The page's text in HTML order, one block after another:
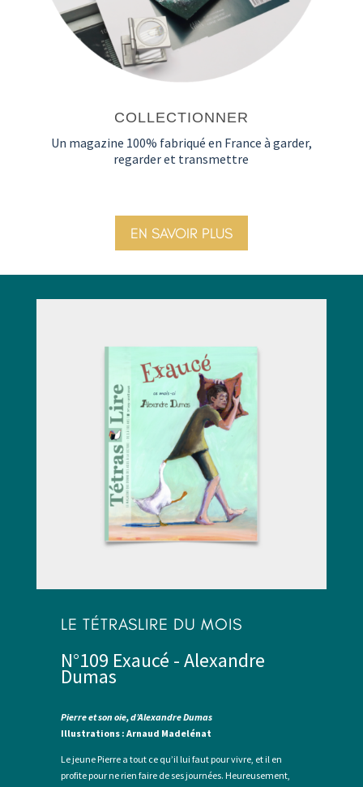
COLLECTIONNER
Un magazine 100% fabriqué en France à garder,
regarder et transmettre
EN SAVOIR PLUS
LE TÉTRASLIRE DU MOIS
N°109 Exaucé - Alexandre
Dumas
Pierre et son oie,d’Alexandre Dumas
Illustrations : Arnaud Madelénat
Le jeune Pierre a tout ce qu’il lui faut pour vivre, et il en
profite pour ne rien faire de ses journées. Heureusement,